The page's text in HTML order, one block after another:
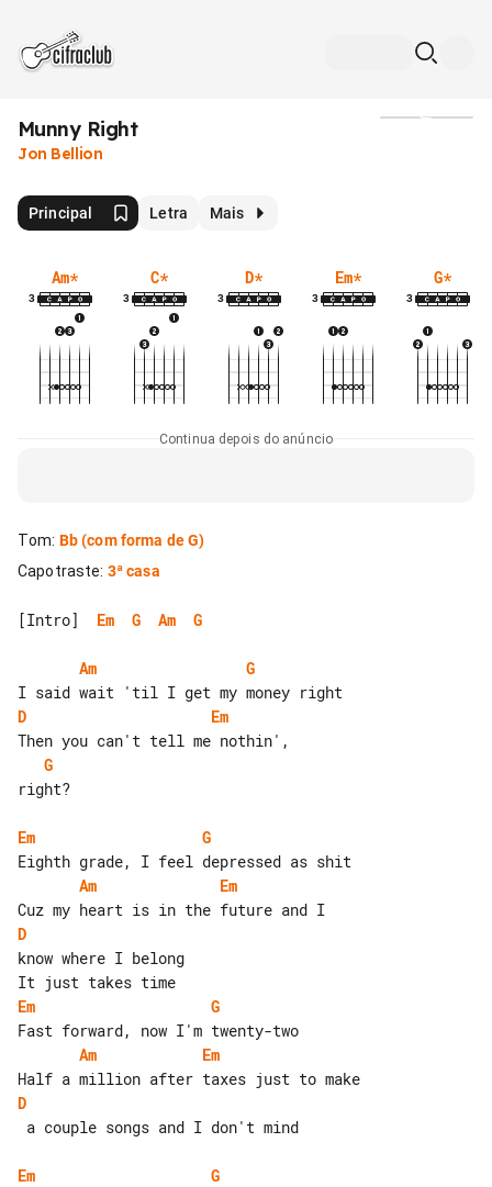
Munny Right
Jon Bellion
Principal Letra Mais
Am*
3
C*
3
D*
3
Em*
3
G*
3
Continua depois do anúncio
Tom: Bb(com forma de G)
Capotraste: 3ª casa
[Intro] Em G Am G
Am
G
D
Em
G
right?
Em
G
Am
Em
D
know where I belong
Em
G
Am
Em
D
Em
G